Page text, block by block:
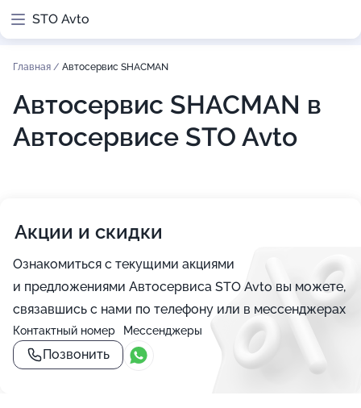
STO Avto
Главная / Автосервис SHACMAN
Автосервис SHACMAN в
Автосервисе STO Avto
Акции и скидки
Ознакомиться с текущими акциями
и предложениями Автосервиса STO Avto вы можете,
связавшись с нами по телефону или в мессенджерах
Контактный номер
Позвонить
Мессенджеры